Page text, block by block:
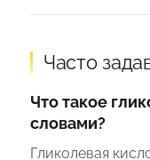
Часто
Что такое
словами?
Гликолевая